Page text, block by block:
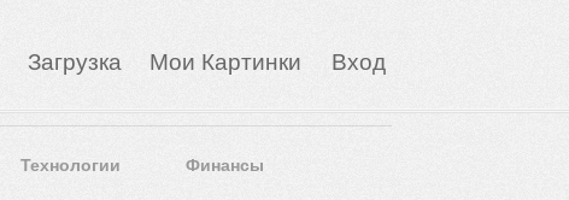
Загрузка Мои Картинки Вход
Технологии Финансы